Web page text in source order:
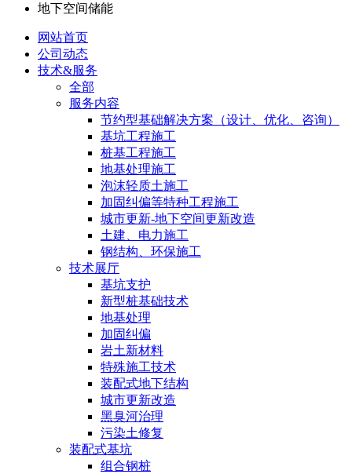
地下空间储能
网站首页
公司动态
技术&服务
全部
服务内容
节约型基础解决方案（设计、优化、咨询）
基坑工程施工
桩基工程施工
地基处理施工
泡沫轻质土施工
加固纠偏等特种工程施工
城市更新-地下空间更新改造
土建、电力施工
钢结构、环保施工
技术展厅
基坑支护
新型桩基础技术
地基处理
加固纠偏
岩土新材料
特殊施工技术
装配式地下结构
城市更新改造
黑臭河治理
污染土修复
装配式基坑
组合钢桩